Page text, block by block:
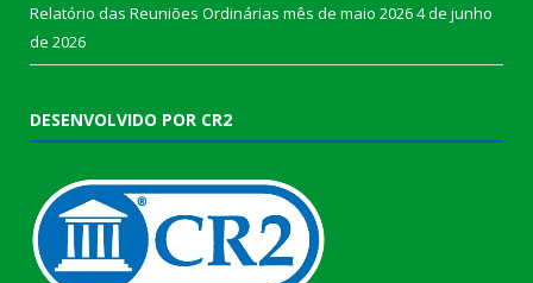
Relatório das Reuniões Ordinárias mês de maio 20264 de junho
de 2026
DESENVOLVIDO POR CR2